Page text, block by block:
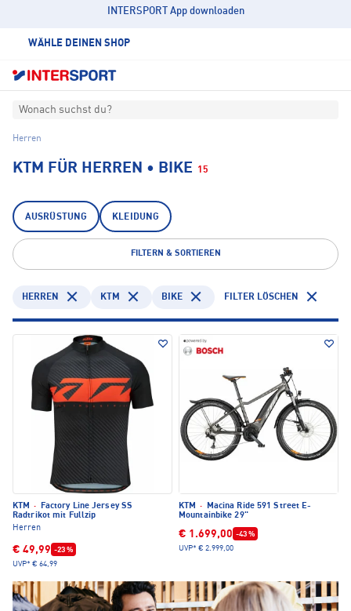
INTERSPORT App downloaden
WÄHLE DEINEN SHOP
Wonach suchst du?
Herren
KTM FÜR HERREN • BIKE 15
AUSRÜSTUNG KLEIDUNG
FILTERN & SORTIEREN
HERREN KTM BIKE FILTER LÖSCHEN
KTM ·
Factory Line Jersey SS
Radtrikot mit Fullzip
Herren
€ 49,99 -23 %
UVP* € 64,99
KTM ·
Macina Ride 591 Street E-
Mountainbike 29"
€ 1.699,00 -43 %
UVP* € 2.999,00